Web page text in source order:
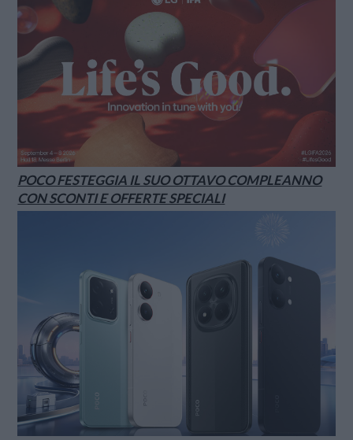
POCO FESTEGGIA IL SUO OTTAVO COMPLEANNO
CON SCONTI E OFFERTE SPECIALI